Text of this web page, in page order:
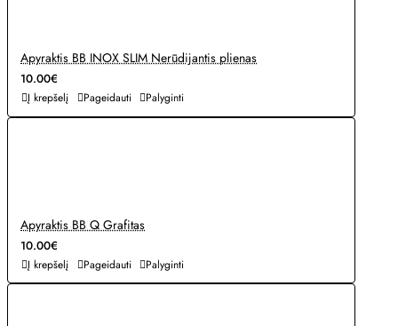
Apyraktis BB INOX SLIM Nerūdijantis plienas
10.00€
Į krepšelį Pageidauti Palyginti
Apyraktis BB Q Grafitas
10.00€
Į krepšelį Pageidauti Palyginti